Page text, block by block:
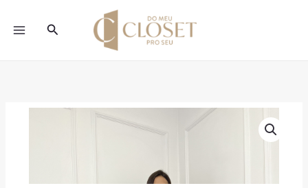
Pesquisar